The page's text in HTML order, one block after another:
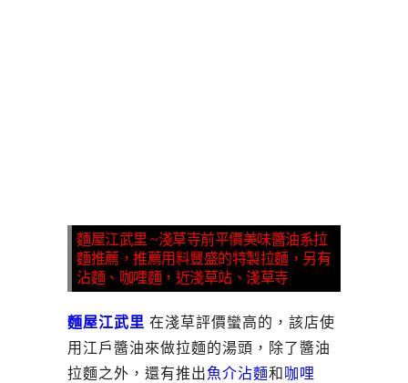
麵屋江武里 ~淺草寺前平價美味醬油系拉
麵推薦，推薦用料豐盛的特製拉麵，另有
沾麵、咖哩麵，近淺草站、淺草寺
麵屋江武里 在淺草評價蠻高的，該店使
用江戶醬油來做拉麵的湯頭，除了醬油
拉麵之外，還有推出魚介沾麵和 咖哩